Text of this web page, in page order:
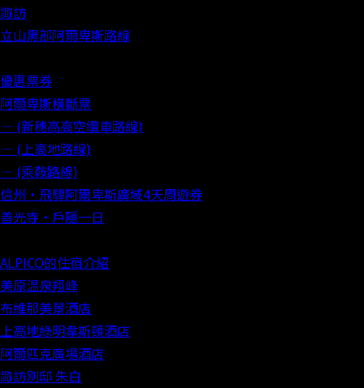
諏訪
立山黑部阿爾卑斯路線
優惠票券
阿爾卑斯橫斷票
― (新穗高高空纜車路線)
― (上高地路線)
― (乘鞍路線)
信州‧飛驒阿爾卑斯廣域4天周遊券
善光寺‧戶隱一日
ALPICO的住宿介紹
美原温泉翔峰
布維那美景酒店
上高地綠明韋斯頓酒店
阿爾匹克廣場酒店
諏訪別邸 朱白